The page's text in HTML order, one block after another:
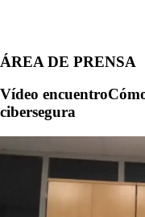
ÁREA DE PRENSA
Vídeo
cibersegura